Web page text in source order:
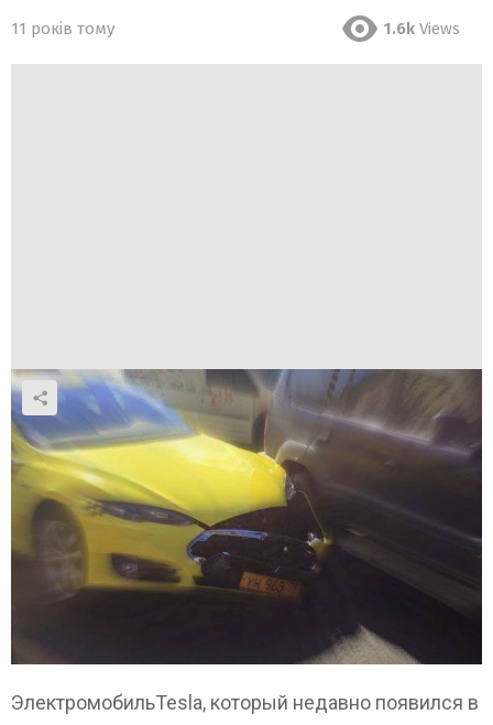
11 років тому 1.6k Views
ЭлектромобильTesla, который недавно появился в